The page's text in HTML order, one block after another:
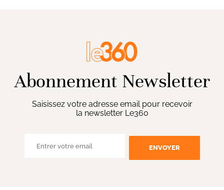
Abonnement Newsletter
Saisissez votre adresse email pour recevoir
la newsletter Le360
ENVOYER